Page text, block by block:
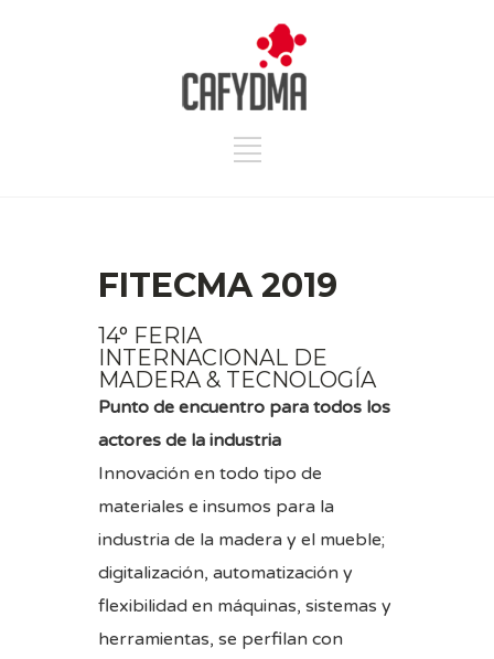
FITECMA 2019
14° FERIA
INTERNACIONAL DE
MADERA & TECNOLOGÍA
Punto de encuentro para todos los
actores de la industria
Innovación en todo tipo de
materiales e insumos para la
industria de la madera y el mueble;
digitalización, automatización y
flexibilidad en máquinas, sistemas y
herramientas, se perfilan con